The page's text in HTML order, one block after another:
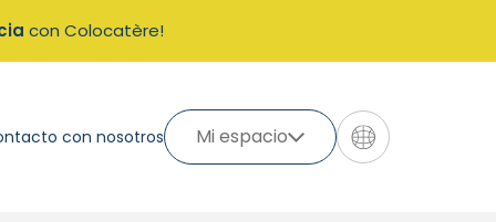
con Colocatère!
Mi espacio
con nosotros